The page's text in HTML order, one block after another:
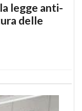
legge anti-
delle